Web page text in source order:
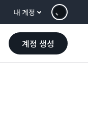
내 계정
계정 생성